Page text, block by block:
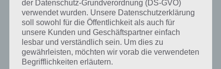
Gerät schütteln. Dies machen wir sooft bis alle Punkte über der Tür
grün werden.
Dooors Level 70 Lösung:Zur Lösung von Level 70 schießen wir mit
der Pistole auf das linke Feld, damit wir den Hinweis sehen. Dieses
zeigt einen 45 Grad Winkel, so verändern wir die linken zwei Punkte
so, dass diese eine 4 und 5 anzeigen. Die rechte Seite zeigt einen 60
der Datenschutz-Grundverordnung (DS-GVO)
verwendet wurden. Unsere Datenschutzerklärung
soll sowohl für die Öffentlichkeit als auch für
unsere Kunden und Geschäftspartner einfach
lesbar und verständlich sein. Um dies zu
gewährleisten, möchten wir vorab die verwendeten
Begrifflichkeiten erläutern.